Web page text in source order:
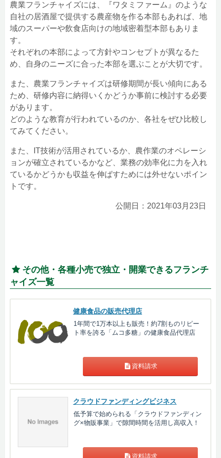
農業フランチャイズには、『ワタミファーム』のような
自社の居酒屋で提供する農産物を作る本部もあれば、地
域のスーパーや飲食店向けの地域密着型本部もありま
す。
それぞれの本部によって方針やコンセプトが異なるた
め、自身のニーズに合った本部を選ぶことが大切です。
また、農業フランチャイズは研修期間が長い傾向にある
ため、研修内容に納得いくかどうか事前に検討する必要
があります。
どのような教育が行われているのか、各社をぜひ比較し
てみてください。
また、IT技術が活用されているか、農作業のオペレーシ
ョンが確立されているかなど、業務の効率化に力を入れ
ているかどうかも収益を伸ばすためには外せないポイン
トです。
公開日：2021年03月23日
その他・各種小売で独立・開業できるフランチ
ャイズ一覧
健康食品の販売代理店
1年間で1万本以上も販売！約7割ものリピー
ト率を誇る「ムコ多糖」の健康食品代理店
資料請求
クラウドファンディングビジネス
低予算で始められる「クラウドファンディン
グ×物販事業」で隙間時間を活用し高収入！
資料請求